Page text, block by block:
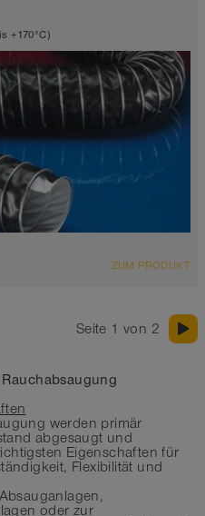
+170°C)
ZUM PRODUKT
Seite 1 von 2
werden primär
abgesaugt und
Eigenschaften für
Flexibilität und
oder zur